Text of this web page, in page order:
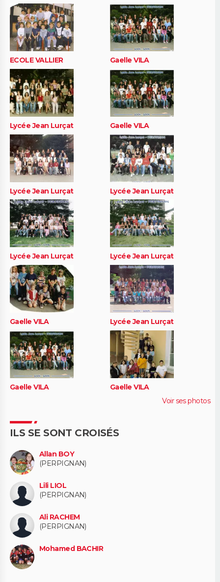
ECOLE VALLIER Gaelle VILA
Lycée Jean Lurçat Gaelle VILA
Lycée Jean Lurçat Lycée Jean Lurçat
Lycée Jean Lurçat Lycée Jean Lurçat
Gaelle VILA Lycée Jean Lurçat
Gaelle VILA
Gaelle VILA
Voir ses photos
ILS SE SONT CROISÉS
Allan BOY
(PERPIGNAN)
Lili LIOL
(PERPIGNAN)
Ali RACHEM
(PERPIGNAN)
Mohamed BACHIR